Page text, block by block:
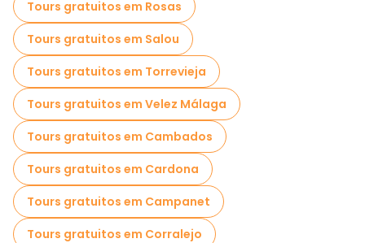
Tours gratuitos em Rosas
Tours gratuitos em Salou
Tours gratuitos em Torrevieja
Tours gratuitos em Velez Málaga
Tours gratuitos em Cambados
Tours gratuitos em Cardona
Tours gratuitos em Campanet
Tours gratuitos em Corralejo